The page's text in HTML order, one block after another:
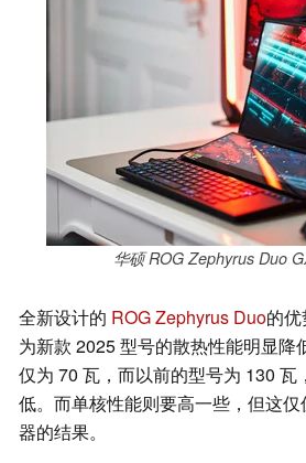
华硕 ROG Zephyrus Duo
全新设计的 ROG Zephyrus Duo的
为新款 2025 型号的散热性能明显降
仅为 70 瓦，而以前的型号为 130 瓦
低。而单核性能则要高一些，但这
器的结果。